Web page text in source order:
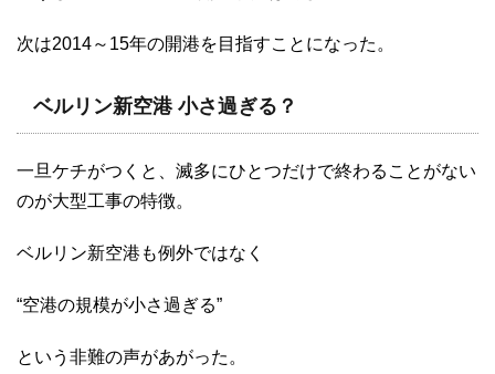
次は2014～15年の開港を目指すことになった。
ベルリン新空港 小さ過ぎる？
一旦ケチがつくと、滅多にひとつだけで終わることがない
のが大型工事の特徴。
ベルリン新空港も例外ではなく
“空港の規模が小さ過ぎる”
という非難の声があがった。